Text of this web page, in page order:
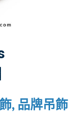
, 品牌吊飾